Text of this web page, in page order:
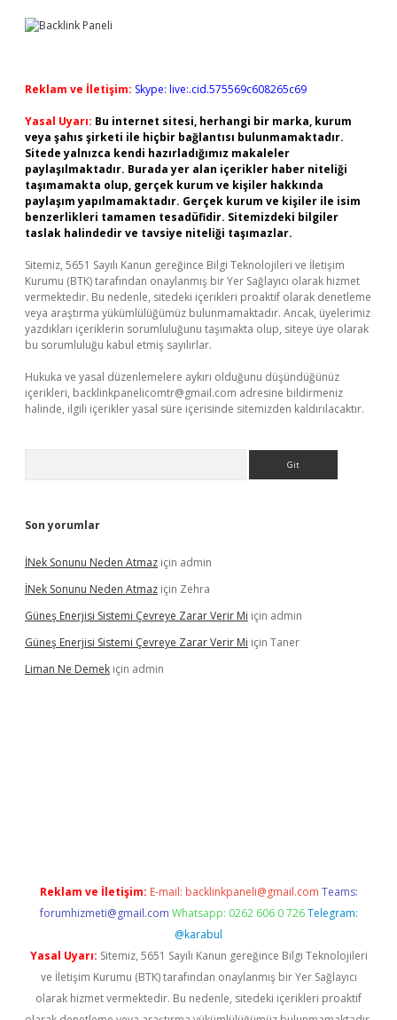
Reklam ve İletişim: Skype: live:.cid.575569c608265c69
Yasal Uyarı: Bu internet sitesi, herhangi bir marka, kurum
veya şahıs şirketi ile hiçbir bağlantısı bulunmamaktadır.
Sitede yalnızca kendi hazırladığımız makaleler
paylaşılmaktadır. Burada yer alan içerikler haber niteliği
taşımamakta olup, gerçek kurum ve kişiler hakkında
paylaşım yapılmamaktadır. Gerçek kurum ve kişiler ile isim
benzerlikleri tamamen tesadüfidir. Sitemizdeki bilgiler
taslak halindedir ve tavsiye niteliği taşımazlar.
Sitemiz, 5651 Sayılı Kanun gereğince Bilgi Teknolojileri ve İletişim
Kurumu (BTK) tarafından onaylanmış bir Yer Sağlayıcı olarak hizmet
vermektedir. Bu nedenle, sitedeki içerikleri proaktif olarak denetleme
veya araştırma yükümlülüğümüz bulunmamaktadır. Ancak, üyelerimiz
yazdıkları içeriklerin sorumluluğunu taşımakta olup, siteye üye olarak
bu sorumluluğu kabul etmiş sayılırlar.
Hukuka ve yasal düzenlemelere aykırı olduğunu düşündüğünüz
içerikleri, backlinkpanelicomtr@gmail.com adresine bildirmeniz
halinde, ilgili içerikler yasal süre içerisinde sitemizden kaldırılacaktır.
Son yorumlar
İNek Sonunu Neden Atmaz için admin
İNek Sonunu Neden Atmaz için Zehra
Güneş Enerjisi Sistemi Çevreye Zarar Verir Mi için admin
Güneş Enerjisi Sistemi Çevreye Zarar Verir Mi için Taner
Liman Ne Demek için admin
Reklam ve İletişim: E-mail: backlinkpaneli@gmail.com Teams:
forumhizmeti@gmail.com Whatsapp: 0262 606 0 726 Telegram:
@karabul
Yasal Uyarı: Sitemiz, 5651 Sayılı Kanun gereğince Bilgi Teknolojileri
ve İletişim Kurumu (BTK) tarafından onaylanmış bir Yer Sağlayıcı
olarak hizmet vermektedir. Bu nedenle, sitedeki içerikleri proaktif